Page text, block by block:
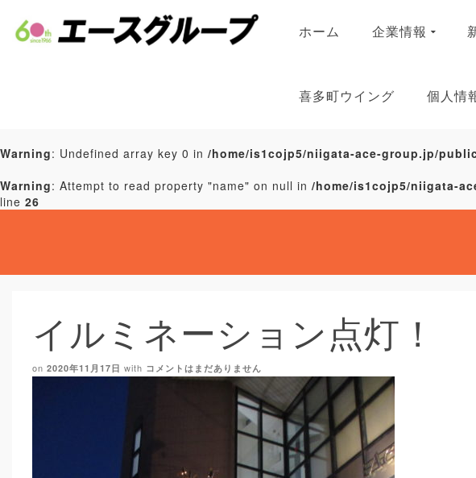
ホーム 企業情報
喜多町ウイング 個人情
Warning: Undefined array key 0 in /home/is1cojp5/niigata-ace-group.jp/
Warning: Attempt to read property "name" on null in /home/is1cojp5/niigata-
line 26
イルミネーション点灯！
on 2020年11月17日 with コメントはまだありません